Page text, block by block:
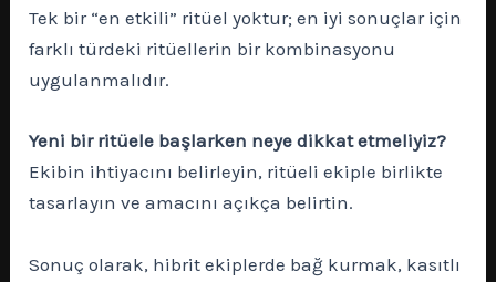
Tek bir “en etkili” ritüel yoktur; en iyi sonuçlar için
farklı türdeki ritüellerin bir kombinasyonu
uygulanmalıdır.
Yeni bir ritüele başlarken neye dikkat etmeliyiz?
Ekibin ihtiyacını belirleyin, ritüeli ekiple birlikte
tasarlayın ve amacını açıkça belirtin.
Sonuç olarak, hibrit ekiplerde bağ kurmak, kasıtlı